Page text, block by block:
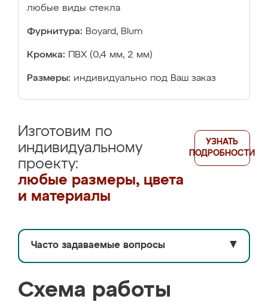
любые виды стекла
Фурнитура: Boyard, Blum
Кромка: ПВХ (0,4 мм, 2 мм)
Размеры: индивидуально под Ваш заказ
Изготовим по
индивидуальному
проекту:
любые размеры, цвета
и материалы
УЗНАТЬ
ПОДРОБНОСТИ
Часто задаваемые вопросы ▼
Схема работы